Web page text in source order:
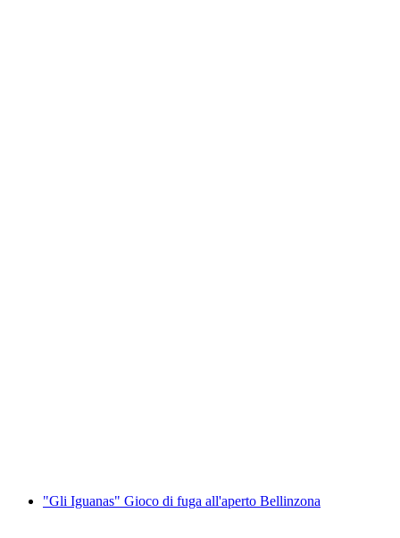
"Gli Iguanas" Gioco di fuga all'aperto Bellinzona